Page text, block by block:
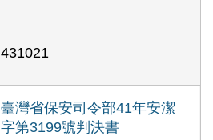
431021
臺灣省保安司令部41年安潔
字第3199號判決書